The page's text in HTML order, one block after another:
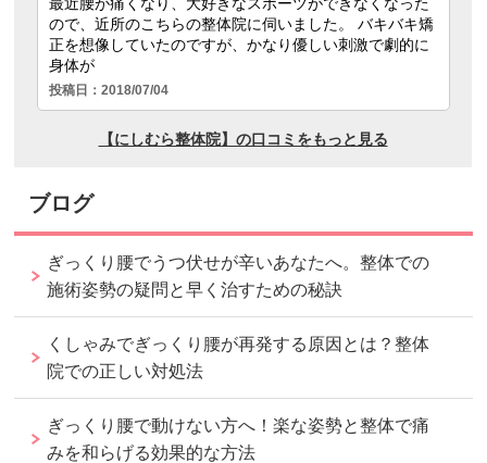
ブログ
ぎっくり腰でうつ伏せが辛いあなたへ。整体での
施術姿勢の疑問と早く治すための秘訣
くしゃみでぎっくり腰が再発する原因とは？整体
院での正しい対処法
ぎっくり腰で動けない方へ！楽な姿勢と整体で痛
みを和らげる効果的な方法